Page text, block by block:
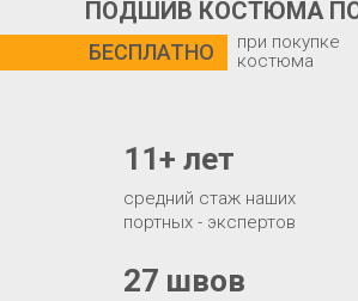
ПОДШИВ КОСТЮМА
БЕСПЛАТНО
27 швов
средний стаж наших
портных - экспертов
11+ лет
при покупке
костюма